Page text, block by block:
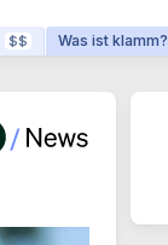
$$ Was ist klamm?